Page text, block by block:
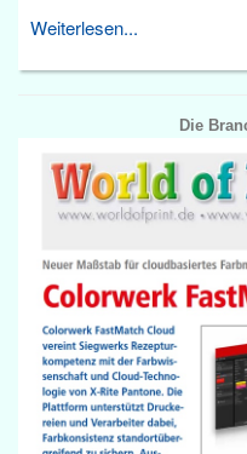
Weiterlesen...
Die